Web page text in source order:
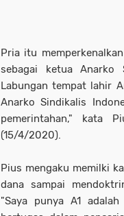
Pria itu
sebagai ketua Anarko
Labungan tempat lahir
Anarko Sindikalis
pemerintahan,"
(15/4/2020).
Pius mengaku memilki
dana sampai
"Saya punya A1